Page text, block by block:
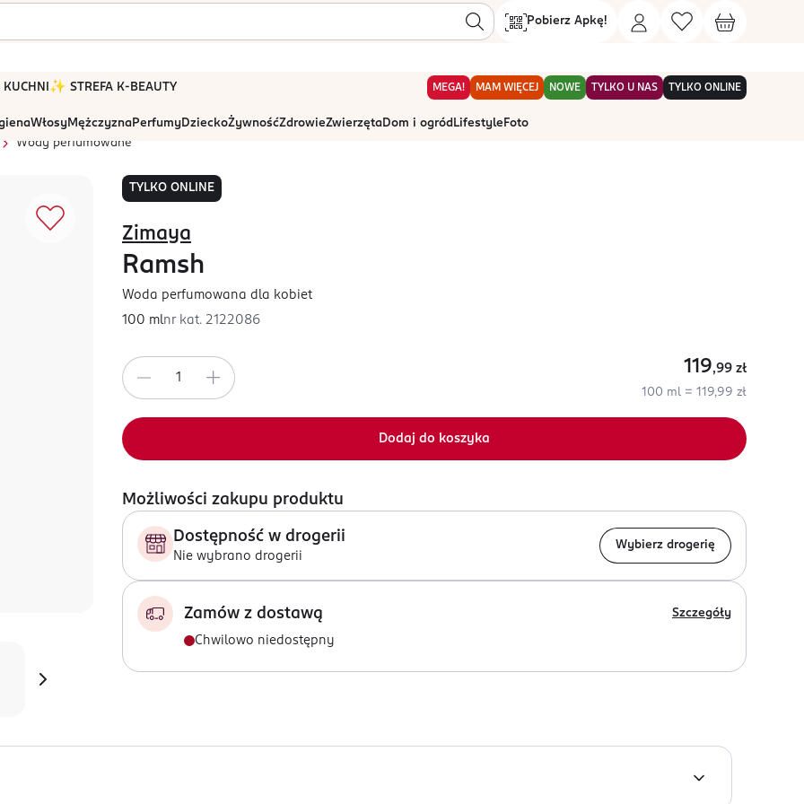
Pobierz Apkę!
KUCHNI ✨ STREFA K-BEAUTY MEGA! MAM WIĘCEJ NOWE TYLKO U NAS TYLKO ONLINE
WłosyMężczyznaPerfumyDzieckoŻywnośćZdrowieZwierzętaDom i ogród Lifestyle Foto
Wody perfumowane
TYLKO ONLINE
Zimaya
Ramsh
Woda perfumowana dla kobiet
100 mlnr kat. 2122086
119,99 zł
100 ml = 119,99 zł
Dodaj do koszyka
Możliwości zakupu produktu
Dostępność w drogerii
Nie wybrano drogerii
Wybierz drogerię
Zamów z dostawą Szczegóły
Chwilowo niedostępny